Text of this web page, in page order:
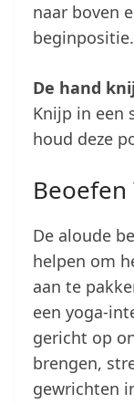
naar boven
beginpositie.
De hand
Knijp in een
houd deze
Beoefen
De aloude
helpen om
aan te
een yoga-
gericht op
brengen,
gewrichten